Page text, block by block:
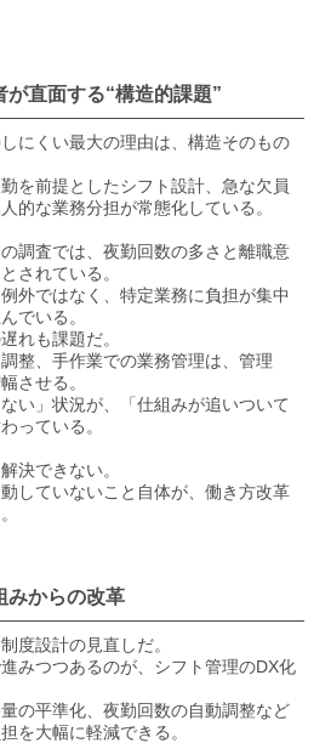
直面する“構造的課題”
にくい最大の理由は、構造そのもの
を前提としたシフト設計、急な欠員
的な業務分担が常態化している。
調査では、夜勤回数の多さと離職意
されている。
外ではなく、特定業務に負担が集中
でいる。
れも課題だ。
整、手作業での業務管理は、管理
させる。
い」状況が、「仕組みが追いついて
っている。
決できない。
していないこと自体が、働き方改革
からの改革
度設計の見直しだ。
みつつあるのが、シフト管理のDX化
の平準化、夜勤回数の自動調整など
を大幅に軽減できる。